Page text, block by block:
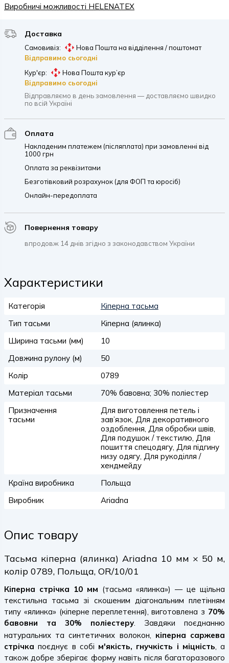
Виробничі можливості HELENATEX
Доставка
Самовивіз:
Нова Пошта на відділення / поштомат
Відправимо сьогодні
Кур'єр:
Нова Пошта кур’єр
Відправимо сьогодні
Відправляємо в день замовлення — доставляємо швидко
по всій Україні
Оплата
Накладеним платежем (післяплата) при замовленні від
1000 грн
Оплата за реквізитами
Безготівковий розрахунок (для ФОП та юросіб)
Онлайн-передоплата
Повернення товару
впродовж 14 днів згідно з законодавством України
Характеристики
Категорія
Кіперна тасьма
Тип тасьми
Кіперна (ялинка)
Ширина тасьми (мм)
10
Довжина рулону (м)
50
Колір
0789
Матеріал тасьми
70% бавовна; 30% поліестер
Призначення
тасьми
Для виготовлення петель і
зав’язок, Для декоративного
оздоблення, Для обробки швів,
Для подушок / текстилю, Для
пошиття спецодягу, Для підгину
низу одягу, Для рукоділля /
хендмейду
Країна виробника
Польща
Виробник
Ariadna
Опис товару
Тасьма кіперна (ялинка) Ariadna 10 мм × 50 м,
колір 0789, Польща, OR/10/01
Кіперна стрічка 10 мм (тасьма «ялинка») — це щільна
текстильна тасьма зі скошеним діагональним плетінням
типу «ялинка» (кіперне переплетення), виготовлена з 70%
бавовни та 30% поліестеру. Завдяки поєднанню
натуральних та синтетичних волокон, кіперна саржева
стрічка поєднує в собі м'якість, гнучкість і міцність, а
також добре зберігає форму навіть після багаторазового